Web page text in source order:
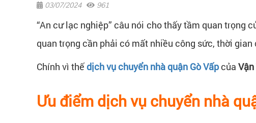
03/07/2024 961
“An cư lạc nghiệp” câu nói cho thấy tầm quan trọng
quan trọng cần phải có mất nhiều công sức, thời
Chính vì thếdịch vụ chuyển nhà quận Gò Vấpcủa
Ưu điểm dịch vụ chuyển nhà